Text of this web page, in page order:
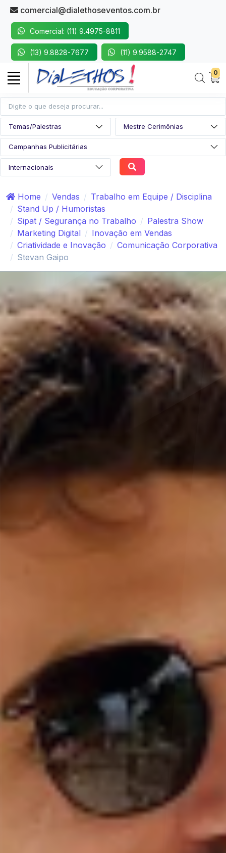
comercial@dialethoseventos.com.br
Comercial: (11) 9.4975-8811
(13) 9.8828-7677 (11) 9.9588-2747
0
Home Vendas
Trabalho em Equipe / Disciplina
Stand Up / Humoristas
Sipat / Segurança no Trabalho
Palestra Show
Marketing Digital
Inovação em Vendas
Criatividade e Inovação
Comunicação Corporativa
Stevan Gaipo